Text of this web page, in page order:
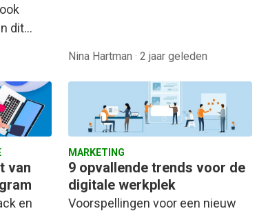
dit…
Nina Hartman · 2 jaar geleden
van
en
MARKETING
9 opvallende trends voor de
digitale werkplek
Voorspellingen voor een nieuw